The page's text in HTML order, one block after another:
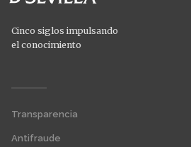
Cinco siglos impulsando
el conocimiento
Transparencia
Antifraude